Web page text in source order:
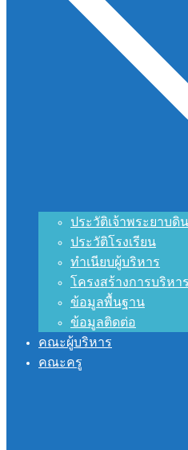
ประวัติเจ้าพระยาบดิ
ประวัติโรงเรียน
ทำเนียบผู้บริหาร
โครงสร้างการบริหาร
ข้อมูลพื้นฐาน
ข้อมูลติดต่อ
คณะผู้บริหาร
คณะครู